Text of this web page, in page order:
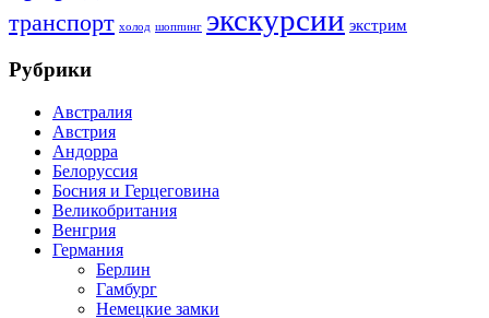
транспорт холод шоппинг экскурсии экстрим
Рубрики
Австралия
Австрия
Андорра
Белоруссия
Босния и Герцеговина
Великобритания
Венгрия
Германия
Берлин
Гамбург
Немецкие замки